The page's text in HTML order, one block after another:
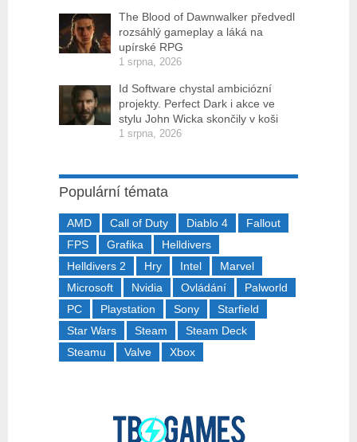
The Blood of Dawnwalker předvedl
rozsáhlý gameplay a láká na
upírské RPG
1 srpna, 2026
Id Software chystal ambiciózní
projekty. Perfect Dark i akce ve
stylu John Wicka skončily v koši
1 srpna, 2026
Populární témata
AMD Call of Duty Diablo 4
Fallout
FPS
Grafika
Helldivers
Helldivers 2
Hry Intel
Marvel
Microsoft
Nvidia Ovládání
Palworld
PC
Playstation Sony
Starfield
Star Wars
Steam
Steam Deck
Steamu
Valve Xbox